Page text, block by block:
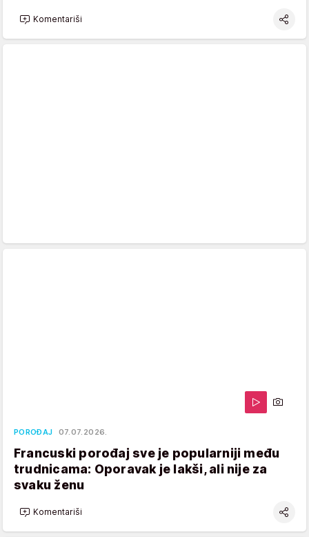
Komentariši
POROĐAJ 07.07.2026.
Francuski porođaj sve je popularniji među
trudnicama: Oporavak je lakši, ali nije za
svaku ženu
Komentariši